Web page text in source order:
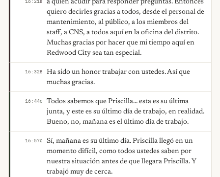
16:21B
a quién acudir para responder preguntas. Entonces
quiero decirles gracias a todos, desde el personal de
mantenimiento, al público, a los miembros del
staff, a CNS, a todos aquí en la oficina del distrito.
Muchas gracias por hacer que mi tiempo aquí en
Redwood City sea tan especial.
16:32B
Ha sido un honor trabajar con ustedes. Así que
muchas gracias.
16:44C
Todos sabemos que Priscilla... esta es su última
junta, y este es su último día de trabajo, en realidad.
Bueno, no, mañana es el último día de trabajo.
16:57C
Sí, mañana es su último día. Priscilla llegó en un
momento difícil, como todos ustedes saben por
nuestra situación antes de que llegara Priscilla. Y
trabajó muy de cerca.